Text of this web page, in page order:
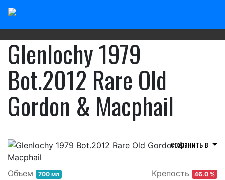
Glenlochy 1979
Bot.2012 Rare Old
Gordon & Macphail
сохранить в
Объем 700 мл Крепость 46.0 %